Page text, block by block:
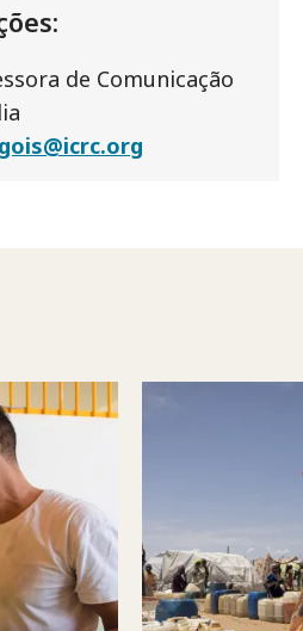
de Comunicação